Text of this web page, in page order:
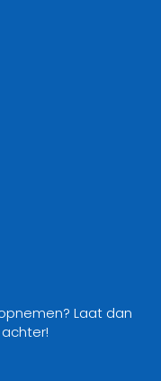
Laat dan